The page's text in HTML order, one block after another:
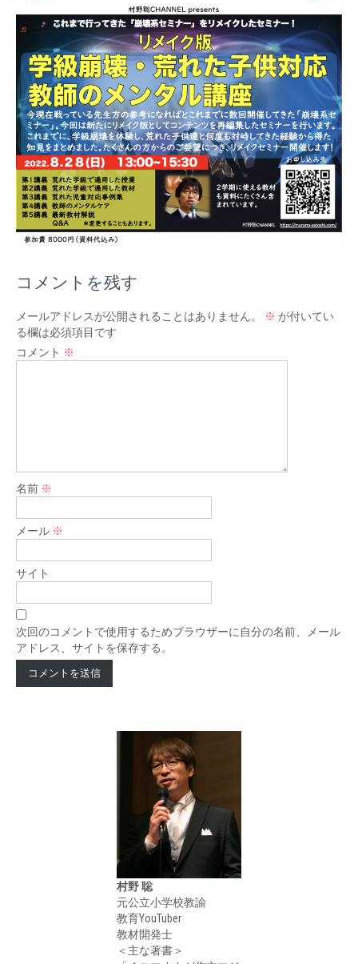
コメントを残す
メールアドレスが公開されることはありません。 ※ が付いてい
る欄は必須項目です
コメント ※
名前 ※
メール ※
サイト
次回のコメントで使用するためブラウザーに自分の名前、メール
アドレス、サイトを保存する。
村野 聡
元公立小学校教諭
教育YouTuber
教材開発士
＜主な著書＞